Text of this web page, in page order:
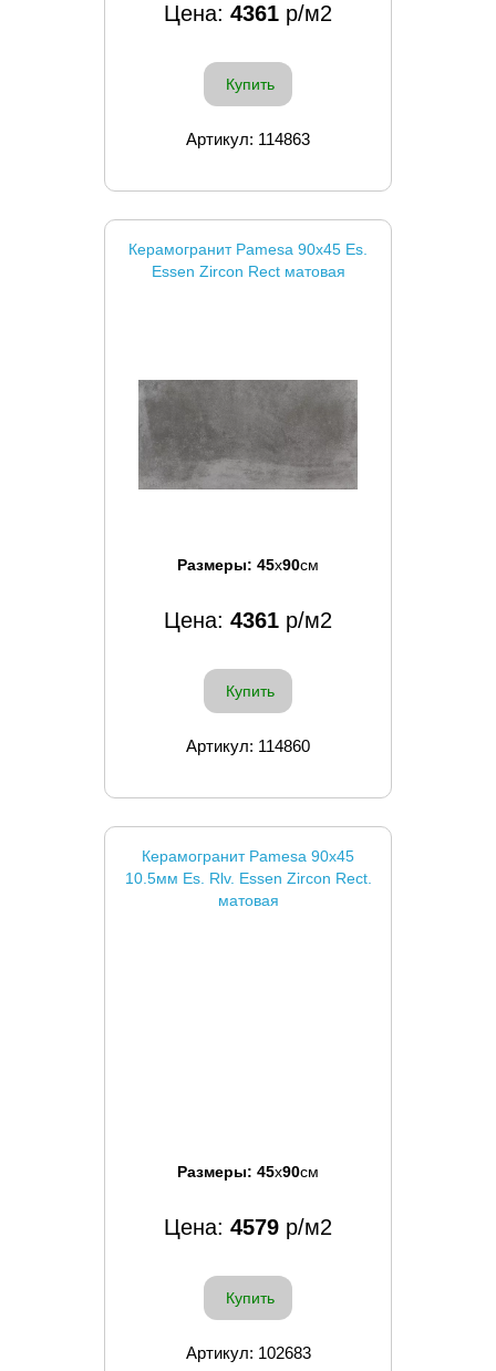
Цена: 4361 р/м2
Купить
Артикул: 114863
Керамогранит Pamesa 90x45 Es.
Essen Zircon Rect матовая
Размеры: 45x90см
Цена: 4361 р/м2
Купить
Артикул: 114860
Керамогранит Pamesa 90x45
10.5мм Es. Rlv. Essen Zircon Rect.
матовая
Размеры: 45x90см
Цена: 4579 р/м2
Купить
Артикул: 102683